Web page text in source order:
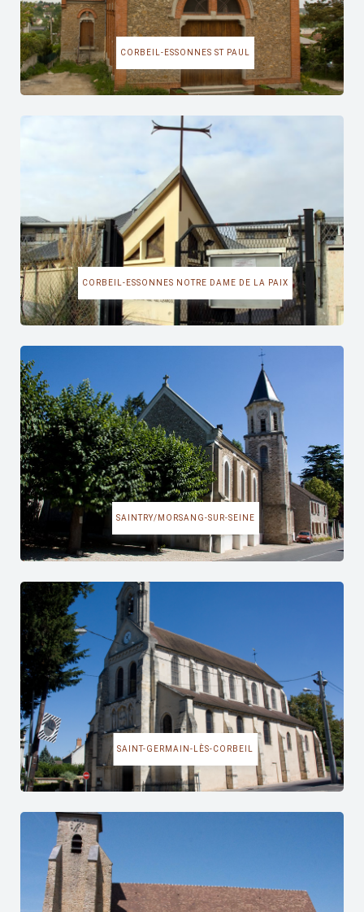
CORBEIL-ESSONNES ST PAUL
CORBEIL-ESSONNES NOTRE DAME DE LA PAIX
SAINTRY/MORSANG-SUR-SEINE
SAINT-GERMAIN-LÈS-CORBEIL